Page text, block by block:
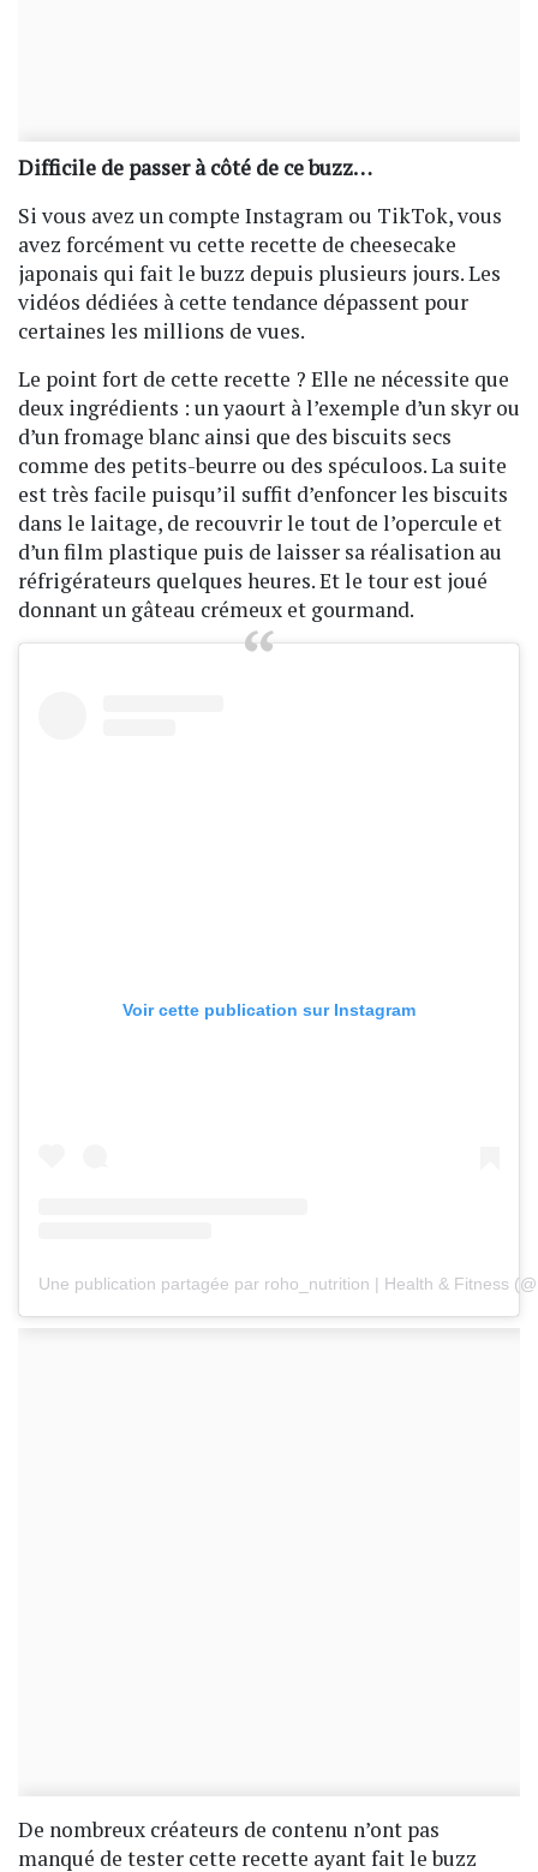
Difficile de passer à côté de ce buzz…
Si vous avez un compte Instagram ou TikTok, vous
avez forcément vu cette recette de cheesecake
japonais qui fait le buzz depuis plusieurs jours. Les
vidéos dédiées à cette tendance dépassent pour
certaines les millions de vues.
Le point fort de cette recette ? Elle ne nécessite que
deux ingrédients : un yaourt à l’exemple d’un skyr ou
d’un fromage blanc ainsi que des biscuits secs
comme des petits-beurre ou des spéculoos. La suite
est très facile puisqu’il suffit d’enfoncer les biscuits
dans le laitage, de recouvrir le tout de l’opercule et
d’un film plastique puis de laisser sa réalisation au
réfrigérateurs quelques heures. Et le tour est joué
donnant un gâteau crémeux et gourmand.
Voir cette publication sur Instagram
Une publication partagée par roho_nutrition | Health & Fitness
De nombreux créateurs de contenu n’ont pas
manqué de tester cette recette ayant fait le buzz